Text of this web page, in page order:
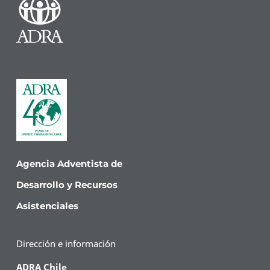
Agencia Adventista de
Desarrollo y Recursos
Asistenciales
Dirección e información